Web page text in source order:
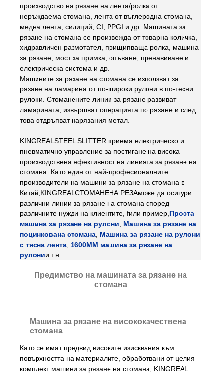
производство на рязане на лента/ролка от
неръждаема стомана, лента от въглеродна стомана,
медна лента, силиций, CI, PPGI и др. Машината за
рязане на стомана се произвежда от товарна количка,
хидравличен размотател, прищипваща ролка, машина
за рязане, мост за примка, опъване, пренавиване и
електрическа система и др.
Машините за рязане на стомана се използват за
рязане на ламарина от по-широки рулони в по-тесни
рулони. Стоманените линии за рязане развиват
ламарината, извършват операцията по рязане и след
това отдръпват нарязания метал.
KINGREALSTEEL SLITTER приема електрическо и
пневматично управление за постигане на висока
производствена ефективност на линията за рязане на
стомана. Като един от най-професионалните
производители на машини за рязане на стомана в
Китай, KINGREAL СТОМАНЕНА РЕЗАможе да осигури
различни линии за рязане на стомана според
различните нужди на клиентите, fили пример, Проста
машина за рязане на рулони
Машина за рязане на
поцинкована стомана Машина за рязане на рулони
с тясна лента 1600MM машина за рязане на
рулонии т.н.
Предимство на машината за рязане на
стомана
Машина за рязане на висококачествена
стомана
Като се имат предвид високите изисквания към
повърхността на материалите, обработвани от целия
комплект машини за рязане на стомана, KINGREAL